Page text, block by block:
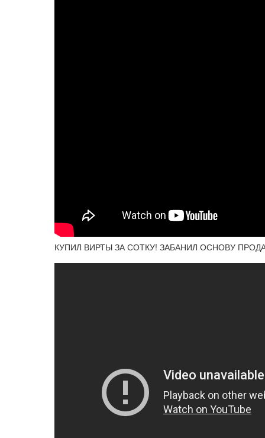
КУПИЛ ВИРТЫ ЗА СОТКУ! ЗАБАНИЛ ОСНОВУ